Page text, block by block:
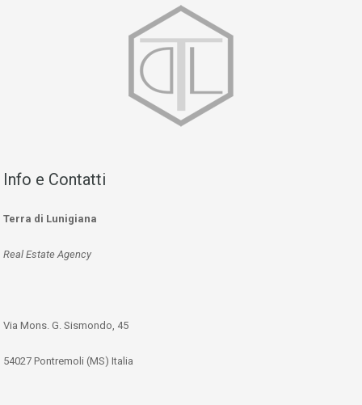
Info e Contatti
Terra di Lunigiana
Real Estate Agency
Via Mons. G. Sismondo, 45
54027 Pontremoli (MS) Italia